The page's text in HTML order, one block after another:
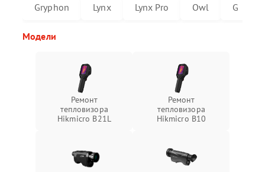
Gryphon Lynx Lynx Pro Owl G
Модели
Ремонт
тепловизора
Hikmicro B21L
Ремонт
тепловизора
Hikmicro B10